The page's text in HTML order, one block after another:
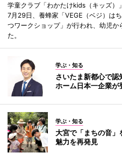
学童クラブ「わかたけkids（キッズ）
7月29日、養蜂家「VEGE（ベジ）は
つワークショップ」が行われ、幼児
た。
学ぶ・知る
さいたま新都心で
ホーム日本一企業が
学ぶ・知る
大宮で「まちの音」
魅力を再発見